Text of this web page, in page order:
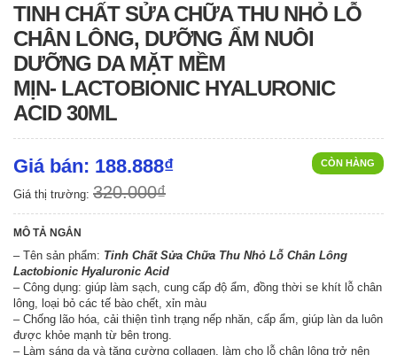
TINH CHẤT SỬA CHỮA THU NHỎ LỖ
CHÂN LÔNG, DƯỠNG ẨM NUÔI
DƯỠNG DA MẶT MỀM
MỊN- LACTOBIONIC HYALURONIC
ACID 30ML
CÒN HÀNG
Giá bán: 188.888₫
Giá thị trường: 320.000₫
MÔ TẢ NGẮN
– Tên sản phẩm: Tinh Chất Sửa Chữa Thu Nhỏ Lỗ Chân Lông
Lactobionic Hyaluronic Acid
– Công dụng: giúp làm sạch, cung cấp độ ẩm, đồng thời se khít lỗ chân
lông, loại bỏ các tế bào chết, xỉn màu
– Chống lão hóa, cải thiện tình trạng nếp nhăn, cấp ẩm, giúp làn da luôn
được khỏe mạnh từ bên trong.
– Làm sáng da và tăng cường collagen, làm cho lỗ chân lông trở nên